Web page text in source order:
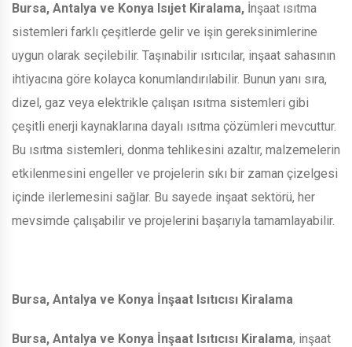
Bursa, Antalya ve Konya Isıjet Kiralama, İnşaat ısıtma
sistemleri farklı çeşitlerde gelir ve işin gereksinimlerine
uygun olarak seçilebilir. Taşınabilir ısıtıcılar, inşaat sahasının
ihtiyacına göre kolayca konumlandırılabilir. Bunun yanı sıra,
dizel, gaz veya elektrikle çalışan ısıtma sistemleri gibi
çeşitli enerji kaynaklarına dayalı ısıtma çözümleri mevcuttur.
Bu ısıtma sistemleri, donma tehlikesini azaltır, malzemelerin
etkilenmesini engeller ve projelerin sıkı bir zaman çizelgesi
içinde ilerlemesini sağlar. Bu sayede inşaat sektörü, her
mevsimde çalışabilir ve projelerini başarıyla tamamlayabilir.
Bursa, Antalya ve Konya İnşaat Isıtıcısı Kiralama
Bursa, Antalya ve Konya İnşaat Isıtıcısı Kiralama, inşaat